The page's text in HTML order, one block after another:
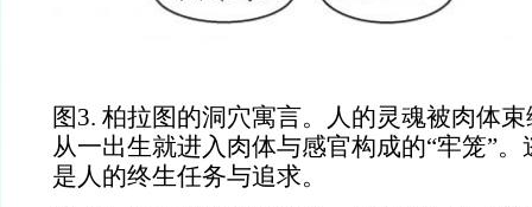
图 3. 柏拉图的洞穴寓言。人的灵魂被肉体
从一出生就进入肉体与感官构成的“牢笼”
是人的终生任务与追求。